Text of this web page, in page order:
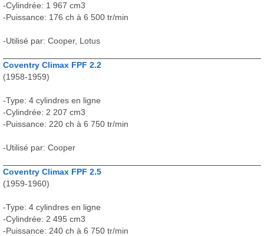
-Cylindrée: 1 967 cm3
-Puissance: 176 ch à 6 500 tr/min
-Utilisé par: Cooper, Lotus
Coventry Climax FPF 2.2
(1958-1959)
-Type: 4 cylindres en ligne
-Cylindrée: 2 207 cm3
-Puissance: 220 ch à 6 750 tr/min
-Utilisé par: Cooper
Coventry Climax FPF 2.5
(1959-1960)
-Type: 4 cylindres en ligne
-Cylindrée: 2 495 cm3
-Puissance: 240 ch à 6 750 tr/min